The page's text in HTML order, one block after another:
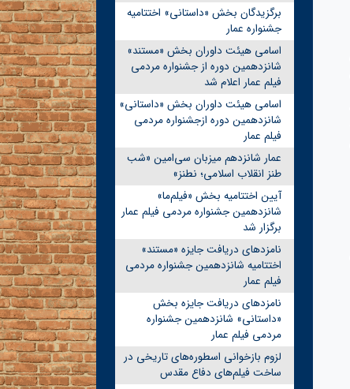
برگزیدگان بخش «داستانی» اختتامیه
جشنواره عمار
اسامی هیئت داوران بخش «مستند»
شانزدهمین دوره از جشنواره مردمی
فیلم عمار اعلام شد
اسامی هیئت داوران بخش «داستانی»
شانزدهمین دوره ازجشنواره مردمی
فیلم عمار
عمار شانزدهم میزبان سی‌امین «شب
طنز انقلاب اسلامی؛ نطنز»
آیین اختتامیه بخش «فیلم‌ما»
شانزدهمین جشنواره مردمی فیلم عمار
برگزار شد
نامزدهای دریافت جایزه «مستند»
اختتامیه شانزدهمین جشنواره مردمی
فیلم عمار
نامزدهای دریافت جایزه بخش
«داستانی» شانزدهمین جشنواره
مردمی فیلم عمار
لزوم بازخوانی اسطوره‌های تاریخی در
ساخت فیلم‌های دفاع مقدس